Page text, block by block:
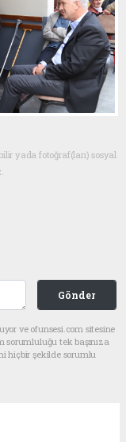
yada fotoğraf(ları) sosyal
Gönder
ve ofunsesi.com sitesine
sorumluluğu tek başınıza
hiçbir şekilde sorumlu